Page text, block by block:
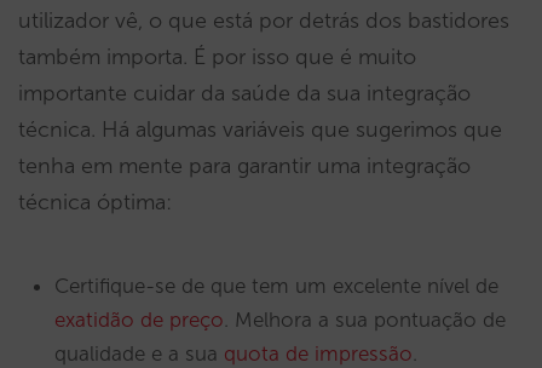
utilizador vê, o que está por detrás dos bastidores
também importa. É por isso que é muito
importante cuidar da saúde da sua integração
técnica. Há algumas variáveis que sugerimos que
tenha em mente para garantir uma integração
técnica óptima:
Certifique-se de que tem um excelente nível de
exatidão de preço. Melhora a sua pontuação de
qualidade e a sua quota de impressão.